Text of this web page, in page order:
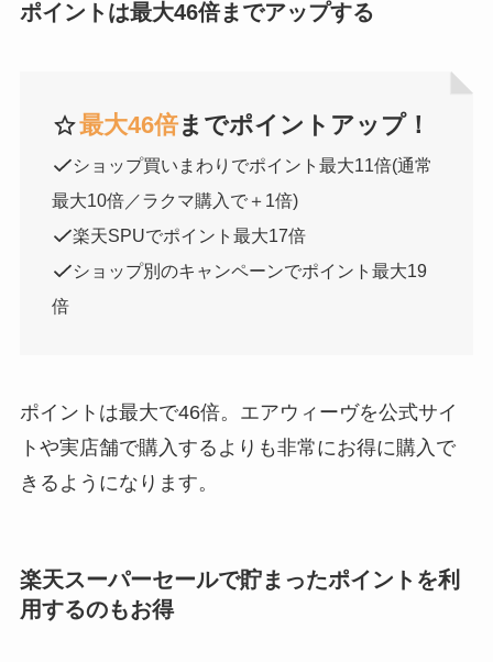
ポイントは最大46倍までアップする
最大46倍までポイントアップ！
ショップ買いまわりでポイント最大11倍(通常
最大10倍／ラクマ購入で＋1倍)
楽天SPUでポイント最大17倍
ショップ別のキャンペーンでポイント最大19
倍
ポイントは最大で46倍。エアウィーヴを公式サイ
トや実店舗で購入するよりも非常にお得に購入で
きるようになります。
楽天スーパーセールで貯まったポイントを利
用するのもお得